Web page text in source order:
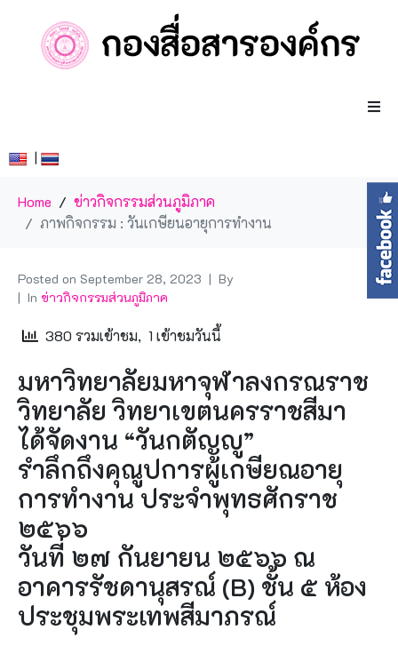
|
Home
ข่าวกิจกรรมส่วนภูมิภาค
ภาพกิจกรรม : วันเกษียนอายุการทำงาน
Posted on September 28, 2023
By
In ข่าวกิจกรรมส่วนภูมิภาค
380 รวมเข้าชม, 1 เข้าชมวันนี้
มหาวิทยาลัยมหาจุฬาลงกรณราช
วิทยาลัย วิทยาเขตนครราชสีมา
ได้จัดงาน “วันกตัญญู”
รำลึกถึงคุณูปการผู้เกษียณอายุ
การทำงาน ประจำพุทธศักราช
๒๕๖๖
วันที่ ๒๗ กันยายน ๒๕๖๖ ณ
อาคารรัชดานุสรณ์ (B) ชั้น ๕ ห้อง
ประชุมพระเทพสีมาภรณ์